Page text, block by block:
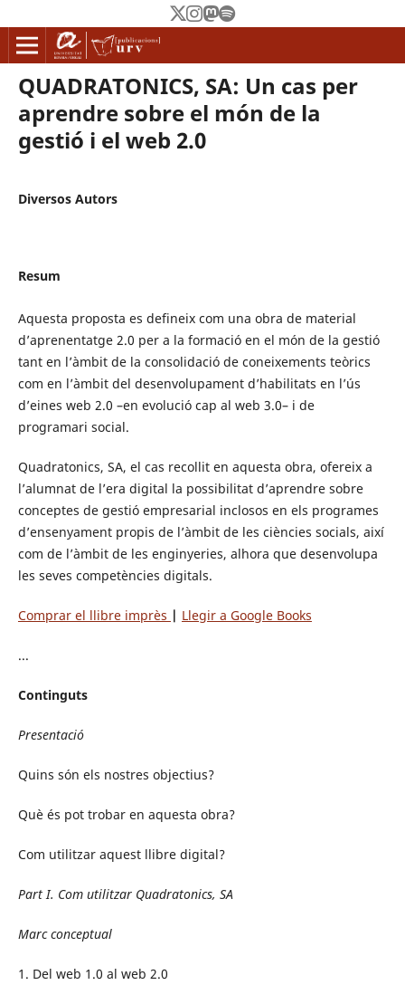
QUADRATONICS, SA: Un cas per
aprendre sobre el món de la
gestió i el web 2.0
Diversos Autors
Resum
Aquesta proposta es defineix com una obra de material
d’aprenentatge 2.0 per a la formació en el món de la gestió
tant en l’àmbit de la consolidació de coneixements teòrics
com en l’àmbit del desenvolupament d’habilitats en l’ús
d’eines web 2.0 –en evolució cap al web 3.0– i de
programari social.
Quadratonics, SA, el cas recollit en aquesta obra, ofereix a
l’alumnat de l’era digital la possibilitat d’aprendre sobre
conceptes de gestió empresarial inclosos en els programes
d’ensenyament propis de l’àmbit de les ciències socials, així
com de l’àmbit de les enginyeries, alhora que desenvolupa
les seves competències digitals.
Comprar el llibre imprès | Llegir a Google Books
...
Continguts
Presentació
Quins són els nostres objectius?
Què és pot trobar en aquesta obra?
Com utilitzar aquest llibre digital?
Part I. Com utilitzar Quadratonics, SA
Marc conceptual
1. Del web 1.0 al web 2.0